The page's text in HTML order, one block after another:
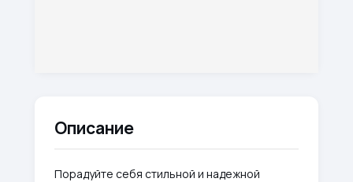
Описание
Порадуйте себя стильной и надежной